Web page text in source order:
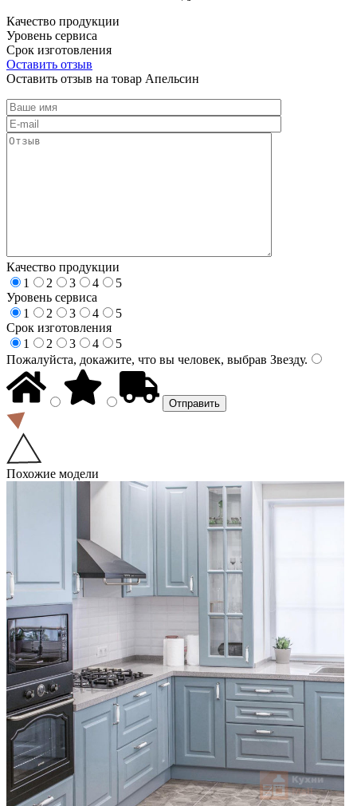
Качество продукции
Уровень сервиса
Срок изготовления
Оставить отзыв
Оставить отзыв на товар Апельсин
Качество продукции
1
2 3 4
5
Уровень сервиса
1
2 3 4
5
Срок изготовления
1
2 3 4
5
Пожалуйста, докажите, что вы человек, выбрав Звезду.
Похожие модели